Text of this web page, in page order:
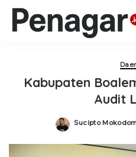
Kabupaten
Audit
Posted
Sucipto